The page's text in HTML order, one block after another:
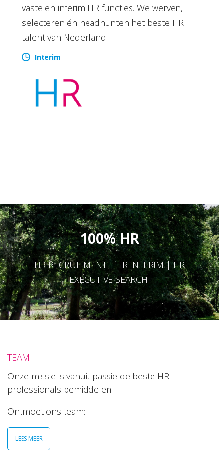
vaste en interim HR functies. We werven,
selecteren én headhunten het beste HR
talent van Nederland.
Interim
100% HR
HR RECRUITMENT | HR INTERIM | HR
EXECUTIVE SEARCH
TEAM
Onze missie is vanuit passie de beste HR
professionals bemiddelen.
Ontmoet ons team:
LEES MEER